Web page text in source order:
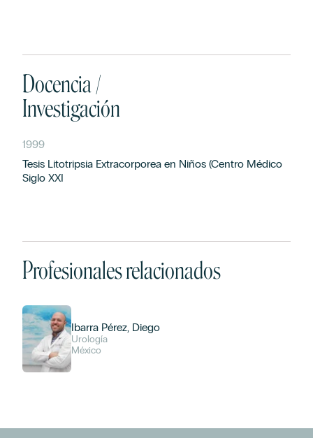
Docencia /
Investigación
1999
Tesis Litotripsia Extracorporea en Niños (Centro Médico
Siglo XXI
Profesionales relacionados
Ibarra Pérez, Diego
Urología
México